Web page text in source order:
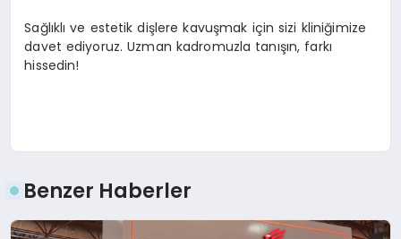
Sağlıklı ve estetik dişlere kavuşmak için sizi kliniğimize
davet ediyoruz. Uzman kadromuzla tanışın, farkı
hissedin!
Benzer Haberler